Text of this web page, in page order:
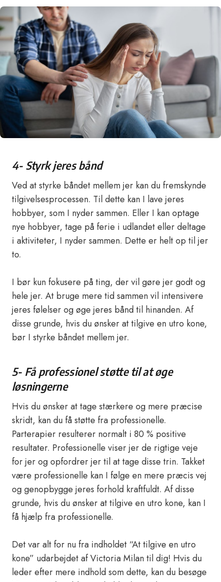
4- Styrk jeres bånd
Ved at styrke båndet mellem jer kan du fremskynde
tilgivelsesprocessen. Til dette kan I lave jeres
hobbyer, som I nyder sammen. Eller I kan optage
nye hobbyer, tage på ferie i udlandet eller deltage
i aktiviteter, I nyder sammen. Dette er helt op til jer
to.
I bør kun fokusere på ting, der vil gøre jer godt og
hele jer. At bruge mere tid sammen vil intensivere
jeres følelser og øge jeres bånd til hinanden. Af
disse grunde, hvis du ønsker at tilgive en utro kone,
bør I styrke båndet mellem jer.
5- Få professionel støtte til at øge
løsningerne
Hvis du ønsker at tage stærkere og mere præcise
skridt, kan du få støtte fra professionelle.
Parterapier resulterer normalt i 80 % positive
resultater. Professionelle viser jer de rigtige veje
for jer og opfordrer jer til at tage disse trin. Takket
være professionelle kan I følge en mere præcis vej
og genopbygge jeres forhold kraftfuldt. Af disse
grunde, hvis du ønsker at tilgive en utro kone, kan I
få hjælp fra professionelle.
Det var alt for nu fra indholdet “At tilgive en utro
kone” udarbejdet af Victoria Milan til dig! Hvis du
leder efter mere indhold som dette, kan du besøge